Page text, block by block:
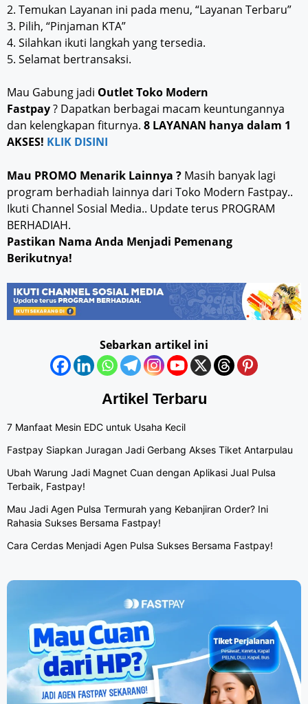
2. Temukan Layanan ini pada menu, “Layanan Terbaru”
3. Pilih, “Pinjaman KTA”
4. Silahkan ikuti langkah yang tersedia.
5. Selamat bertransaksi.
Mau Gabung jadi Outlet Toko Modern
Fastpay? Dapatkan berbagai macam keuntungannya
dan kelengkapan fiturnya. 8 LAYANAN hanya dalam 1
AKSES! KLIK DISINI
Mau PROMO Menarik Lainnya ? Masih banyak lagi
program berhadiah lainnya dari Toko Modern Fastpay..
Ikuti Channel Sosial Media.. Update terus PROGRAM
BERHADIAH.
Pastikan Nama Anda Menjadi Pemenang
Berikutnya!
Sebarkan artikel ini
Artikel Terbaru
7 Manfaat Mesin EDC untuk Usaha Kecil
Fastpay Siapkan Juragan Jadi Gerbang Akses Tiket Antarpulau
Ubah Warung Jadi Magnet Cuan dengan Aplikasi Jual Pulsa
Terbaik, Fastpay!
Mau Jadi Agen Pulsa Termurah yang Kebanjiran Order? Ini
Rahasia Sukses Bersama Fastpay!
Cara Cerdas Menjadi Agen Pulsa Sukses Bersama Fastpay!